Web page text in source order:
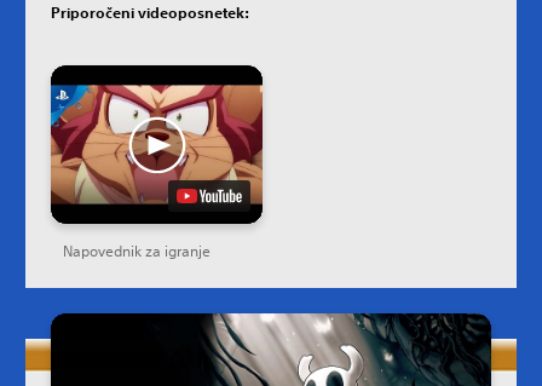
Priporočeni videoposnetek:
Napovednik za igranje